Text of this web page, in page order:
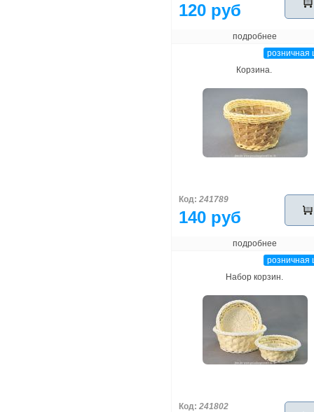
120 руб
подробнее
розничная
Корзина.
Код: 241789
140 руб
подробнее
розничная
Набор корзин.
Код: 241802